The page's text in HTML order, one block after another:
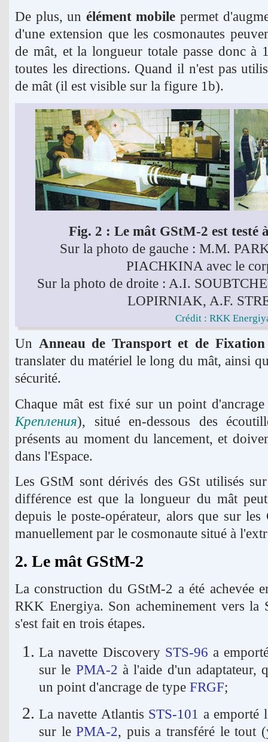
De plus, un élément mobile permet
d'une extension que les cosmonautes
de mât, et la longueur totale passe donc à
toutes les directions. Quand il n'est pas
de mât (il est visible sur la figure 1b).
Fig. 2 : Le mât GStM-2 est testé
Sur la photo de gauche : M.M.
PIACHKINA avec le
Sur la photo de droite : A.I.
LOPIRNIAK, A.F.
Crédit : RKK
Un Anneau de Transport et de Fixation
translater du matériel le long du mât, ainsi
sécurité.
Chaque mât est fixé sur un point
Крепления), situé en-dessous des
présents au moment du lancement, et
dans l'Espace.
Les GStM sont dérivés des GSt utilisés
différence est que la longueur du mât
depuis le poste-opérateur, alors que sur
manuellement par le cosmonaute situé à
2. Le mât GStM-2
La construction du GStM-2 a été achevée
RKK Energiya. Son acheminement vers la
s'est fait en trois étapes.
La navette Discovery STS-96 a
sur le PMA-2 à l'aide d'un adaptateur,
un point d'ancrage de type FRGF;
La navette Atlantis STS-101 a emporté
sur lePMA-2, puis a transféré le tout